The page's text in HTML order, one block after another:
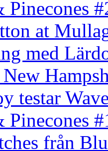
Pinecones
at
med
testar
Pinecones
från